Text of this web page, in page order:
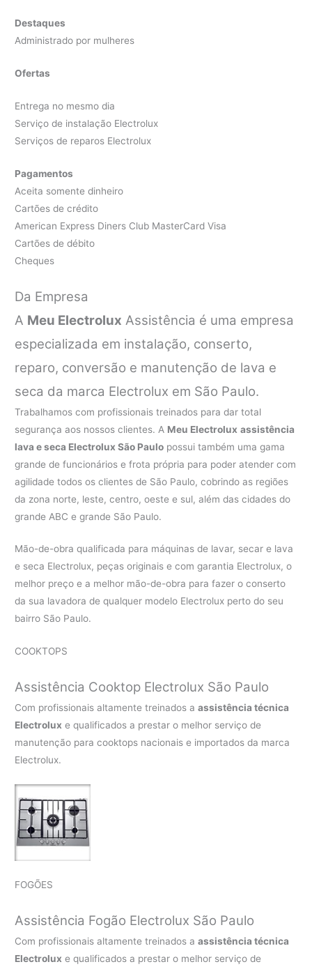
Destaques
Administrado por mulheres
Ofertas
Entrega no mesmo dia
Serviço de instalação Electrolux
Serviços de reparos Electrolux
Pagamentos
Aceita somente dinheiro
Cartões de crédito
American Express Diners Club MasterCard Visa
Cartões de débito
Cheques
Da Empresa
A Meu Electrolux Assistência é uma empresa
especializada em instalação, conserto,
reparo, conversão e manutenção de lava e
seca da marca Electrolux em São Paulo.
Trabalhamos com profissionais treinados para dar total
segurança aos nossos clientes. A Meu Electrolux assistência
lava e seca Electrolux São Paulo possui também uma gama
grande de funcionários e frota própria para poder atender com
agilidade todos os clientes de São Paulo, cobrindo as regiões
da zona norte, leste, centro, oeste e sul, além das cidades do
grande ABC e grande São Paulo.
Mão-de-obra qualificada para máquinas de lavar, secar e lava
e seca Electrolux, peças originais e com garantia Electrolux, o
melhor preço e a melhor mão-de-obra para fazer o conserto
da sua lavadora de qualquer modelo Electrolux perto do seu
bairro São Paulo.
COOKTOPS
Assistência Cooktop Electrolux São Paulo
Com profissionais altamente treinados aassistência técnica
Electrolux e qualificados a prestar o melhor serviço de
manutenção para cooktops nacionais e importados da marca
Electrolux.
FOGÕES
Assistência Fogão Electrolux São Paulo
Com profissionais altamente treinados aassistência técnica
Electrolux e qualificados a prestar o melhor serviço de